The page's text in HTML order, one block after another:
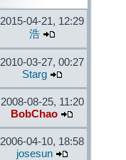
2015-04-21, 12:29
浩
2010-03-27, 00:27
Starg
2008-08-25, 11:20
BobChao
2006-04-10, 18:58
josesun